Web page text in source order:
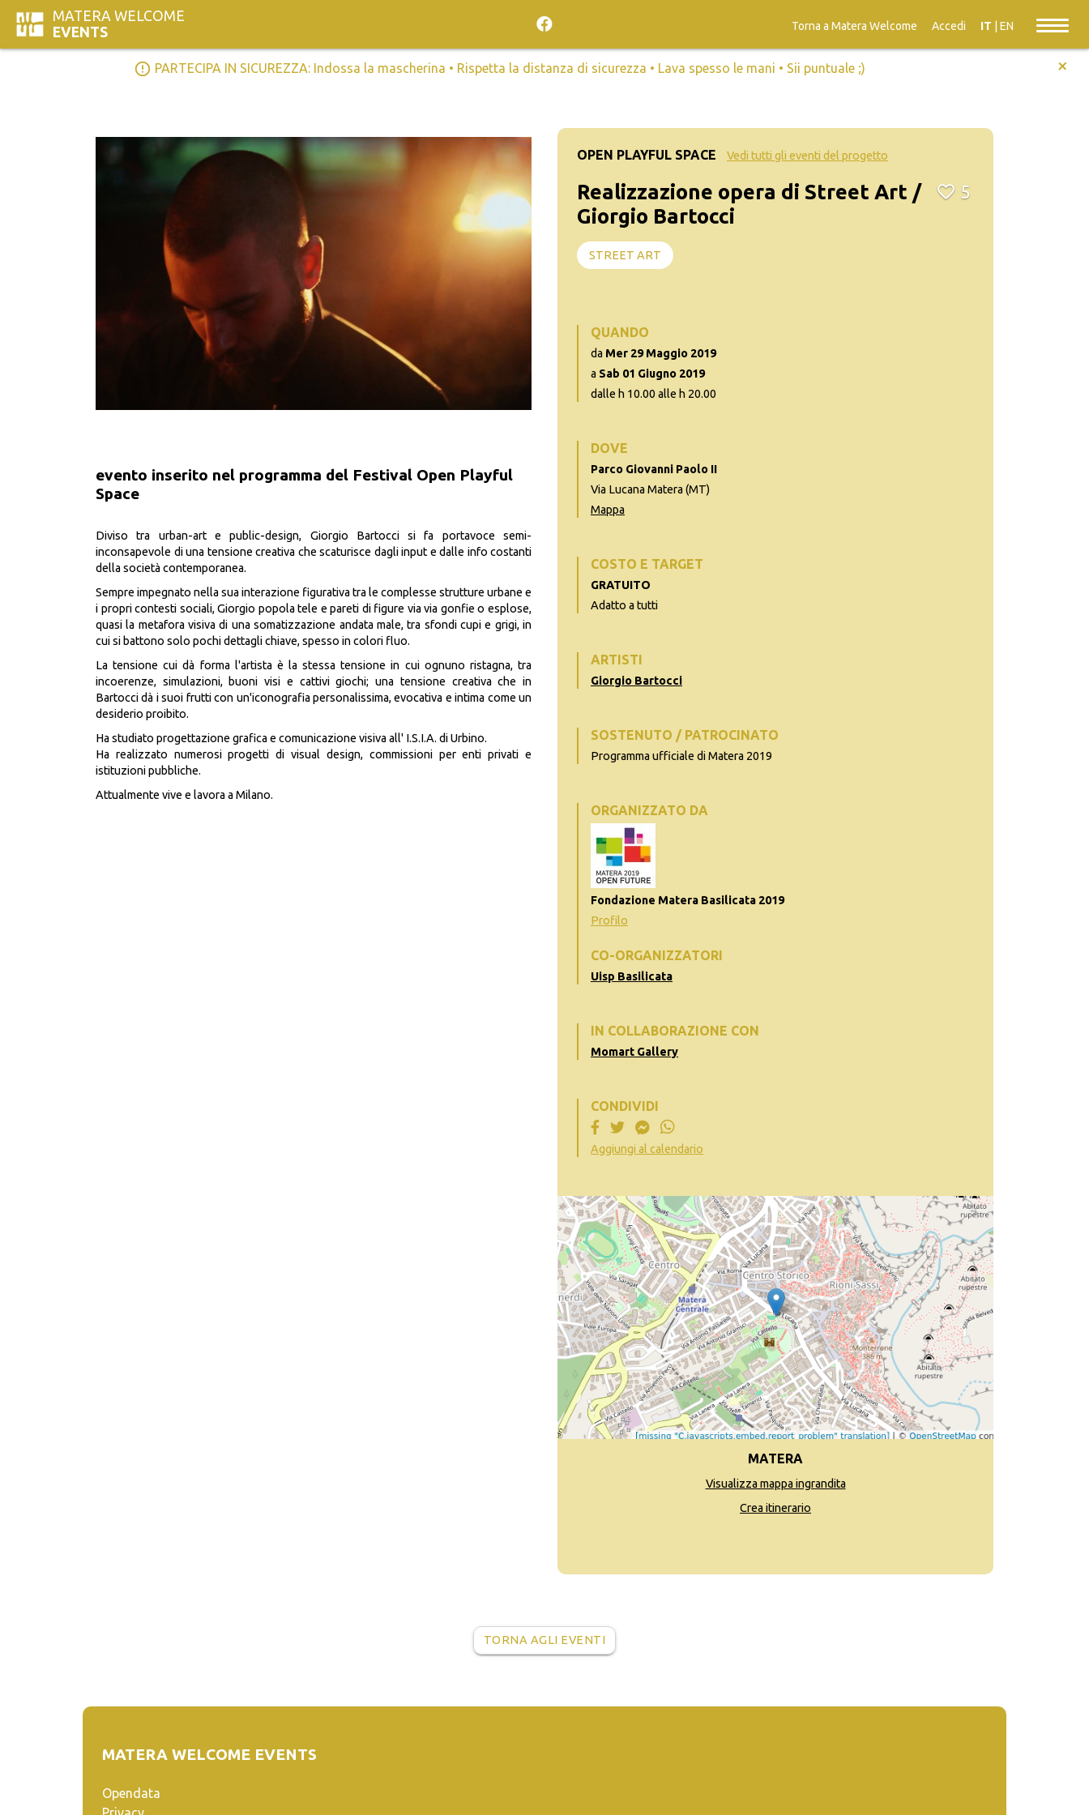
MATERA WELCOME
EVENTS
Torna a Matera Welcome Accedi IT EN
error_outline PARTECIPA IN SICUREZZA: Indossa la mascherina • Rispetta la distanza di sicurezza • Lava spesso le mani • Sii puntuale ;) +
evento inserito nel programma del Festival Open Playful
Space
Diviso tra urban-art e public-design, Giorgio Bartocci si fa portavoce semi-
inconsapevole di una tensione creativa che scaturisce dagli input e dalle info costanti
della società contemporanea.
Sempre impegnato nella sua interazione figurativa tra le complesse strutture urbane e
i propri contesti sociali, Giorgio popola tele e pareti di figure via via gonfie o esplose,
quasi la metafora visiva di una somatizzazione andata male, tra sfondi cupi e grigi, in
cui si battono solo pochi dettagli chiave, spesso in colori fluo.
La tensione cui dà forma l'artista è la stessa tensione in cui ognuno ristagna, tra
incoerenze, simulazioni, buoni visi e cattivi giochi; una tensione creativa che in
Bartocci dà i suoi frutti con un'iconografia personalissima, evocativa e intima come un
desiderio proibito.
Ha studiato progettazione grafica e comunicazione visiva all' I.S.I.A. di Urbino.
Ha realizzato numerosi progetti di visual design, commissioni per enti privati e
istituzioni pubbliche.
Attualmente vive e lavora a Milano.
OPEN PLAYFUL SPACE Vedi tutti gli eventi del progetto
Realizzazione opera di Street Art /
Giorgio Bartocci
5
STREET ART
QUANDO
da Mer 29 Maggio 2019
a Sab 01 Giugno 2019
dalle h 10.00 alle h 20.00
DOVE
Parco Giovanni Paolo II
Via Lucana Matera (MT)
Mappa
COSTO E TARGET
GRATUITO
Adatto a tutti
ARTISTI
Giorgio Bartocci
SOSTENUTO / PATROCINATO
Programma ufficiale di Matera 2019
ORGANIZZATO DA
Fondazione Matera Basilicata 2019
Profilo
CO-ORGANIZZATORI
Uisp Basilicata
IN COLLABORAZIONE CON
Momart Gallery
CONDIVIDI
Aggiungi al calendario
MATERA
Visualizza mappa ingrandita
Crea itinerario
TORNA AGLI EVENTI
MATERA WELCOME EVENTS
Opendata